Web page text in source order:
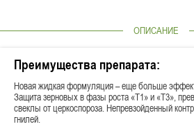
ОПИСАНИЕ
Преимущества препарата:
Новая жидкая формуляция – еще больше
Защита зерновых в фазы роста «Т1» и «Т3»,
свеклы от церкоспороза. Непревзойденный
гнилей.